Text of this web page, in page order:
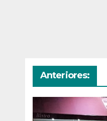
Anteriores: